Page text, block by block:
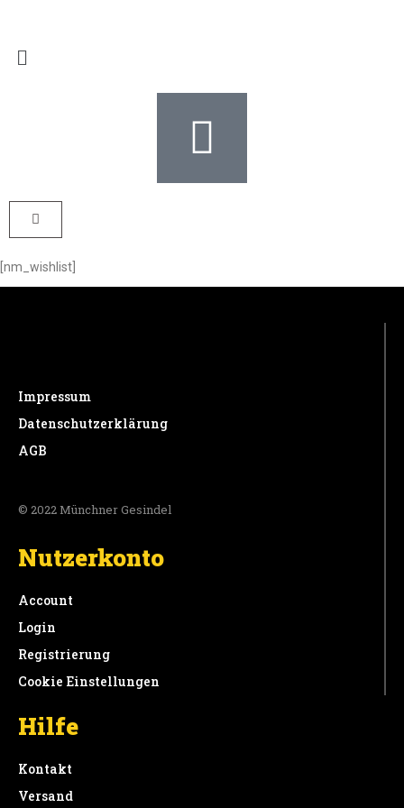
[nm_wishlist]
Impressum
Datenschutzerklärung
AGB
© 2022 Münchner Gesindel
Nutzerkonto
Account
Login
Registrierung
Cookie Einstellungen
Hilfe
Kontakt
Versand